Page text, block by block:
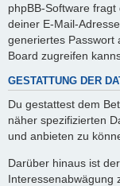
phpBB-Software
deiner E-Mail-
generiertes Passwort
Board zugreifen
GESTATTUNG DER
Du gestattest dem
näher spezifizierten
und anbieten zu
Darüber hinaus ist
Interessenabwägung